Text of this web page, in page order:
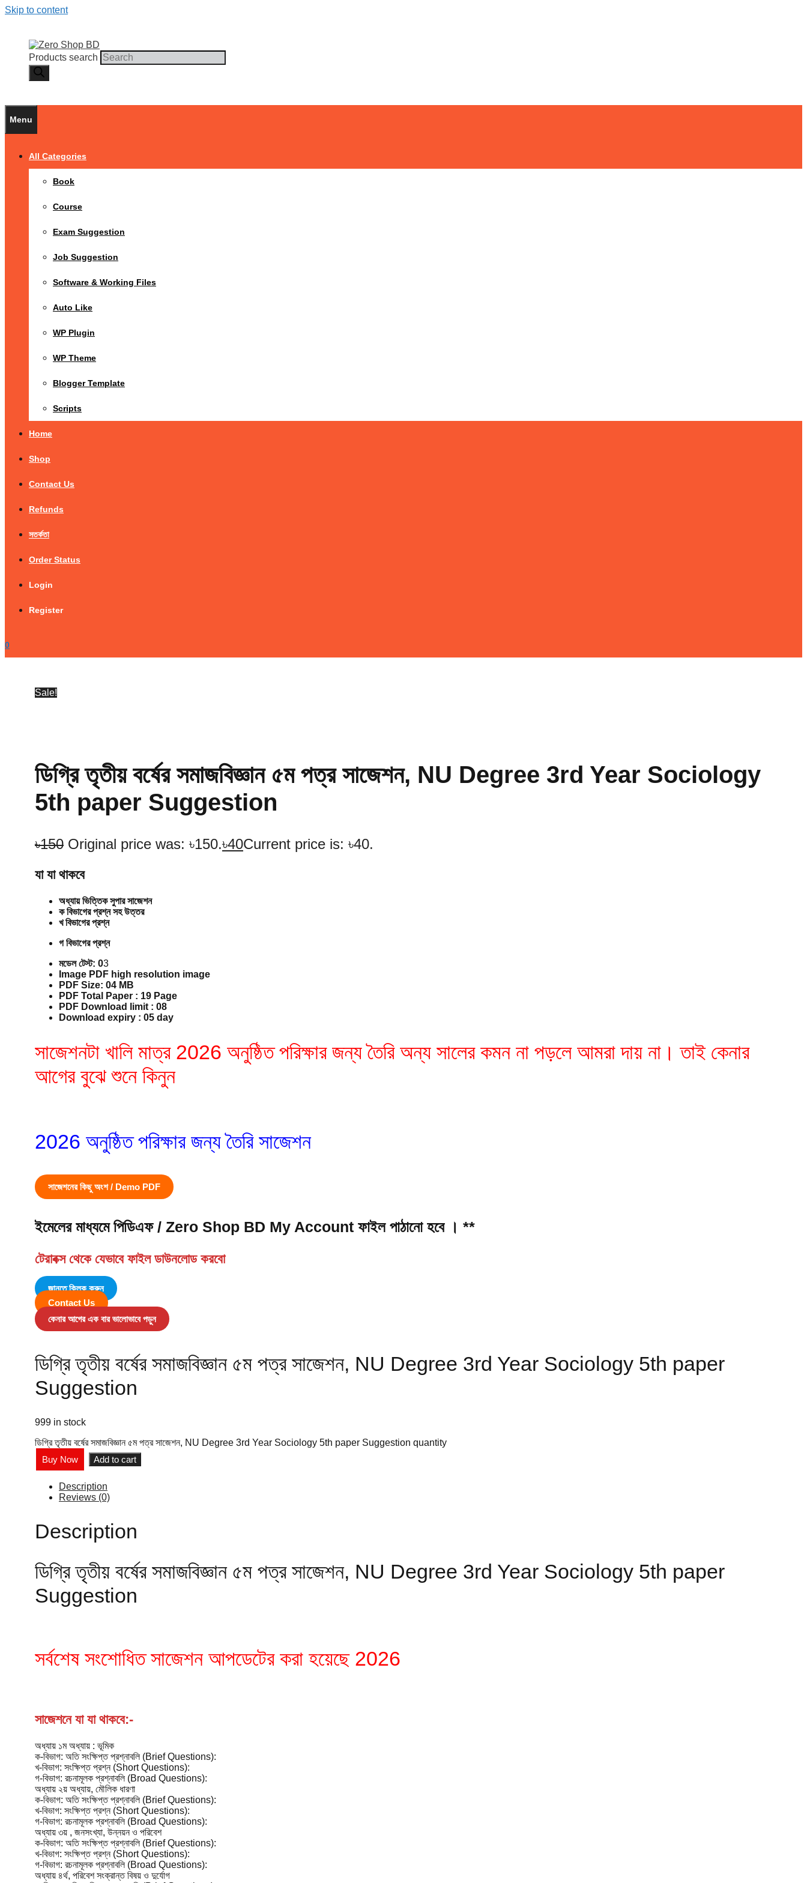
Skip to content
Products search
Menu
All Categories
Book
Course
Exam Suggestion
Job Suggestion
Software & Working Files
Auto Like
WP Plugin
WP Theme
Blogger Template
Scripts
Home
Shop
Contact Us
Refunds
সতর্কতা
Order Status
Login
Register
0
Sale!
ডিগ্রি তৃতীয় বর্ষের সমাজবিজ্ঞান ৫ম পত্র সাজেশন, NU Degree 3rd Year Sociology
5th paper Suggestion
৳150 Original price was: ৳150.৳40Current price is: ৳40.
যা যা থাকবে
অধ্যায় ভিত্তিক সুপার সাজেশন
ক বিভাগের প্রশ্ন সহ উত্তর
খ বিভাগের প্রশ্ন
গ বিভাগের প্রশ্ন
মডেল টেস্ট: 03
Image PDF high resolution image
PDF Size: 04 MB
PDF Total Paper : 19 Page
PDF Download limit : 08
Download expiry : 05 day
সাজেশনটা খালি মাত্র 2026 অনুষ্ঠিত পরিক্ষার জন্য তৈরি অন্য সালের কমন না পড়লে আমরা দায় না। তাই কেনার
আগের বুঝে শুনে কিনুন
2026 অনুষ্ঠিত পরিক্ষার জন্য তৈরি সাজেশন
সাজেশনের কিছু অংশ / Demo PDF
ইমেলের মাধ্যমে পিডিএফ / Zero Shop BD My Account ফাইল পাঠানো হবে । **
টেরাবক্স থেকে যেভাবে ফাইল ডাউনলোড করবো
জানতে ক্লিক করুন
Contact Us
কেনার আগের এক বার ভালোভাবে পড়ুন
ডিগ্রি তৃতীয় বর্ষের সমাজবিজ্ঞান ৫ম পত্র সাজেশন, NU Degree 3rd Year Sociology 5th paper
Suggestion
999 in stock
ডিগ্রি তৃতীয় বর্ষের সমাজবিজ্ঞান ৫ম পত্র সাজেশন, NU Degree 3rd Year Sociology 5th paper Suggestion quantity
Buy Now
Add to cart
Description
Reviews (0)
Description
ডিগ্রি তৃতীয় বর্ষের সমাজবিজ্ঞান ৫ম পত্র সাজেশন, NU Degree 3rd Year Sociology 5th paper
Suggestion
সর্বশেষ সংশোধিত সাজেশন আপডেটের করা হয়েছে 2026
সাজেশনে যা যা থাকবে:-
অধ্যায় ১ম অধ্যায় : ভূমিক
ক-বিভাগ: অতি সংক্ষিপ্ত প্রশ্নাবলি (Brief Questions):
খ-বিভাগ: সংক্ষিপ্ত প্রশ্ন (Short Questions):
গ-বিভাগ: রচনামূলক প্রশ্নাবলি (Broad Questions):
অধ্যায় ২য় অধ্যায়, মৌলিক ধারণা
ক-বিভাগ: অতি সংক্ষিপ্ত প্রশ্নাবলি (Brief Questions):
খ-বিভাগ: সংক্ষিপ্ত প্রশ্ন (Short Questions):
গ-বিভাগ: রচনামূলক প্রশ্নাবলি (Broad Questions):
অধ্যায় ৩য় , জনসংখ্যা, উন্নয়ন ও পরিবেশ
ক-বিভাগ: অতি সংক্ষিপ্ত প্রশ্নাবলি (Brief Questions):
খ-বিভাগ: সংক্ষিপ্ত প্রশ্ন (Short Questions):
গ-বিভাগ: রচনামূলক প্রশ্নাবলি (Broad Questions):
অধ্যায় ৪র্থ, পরিবেশ সংক্রান্ত বিষয় ও দুর্যোগ